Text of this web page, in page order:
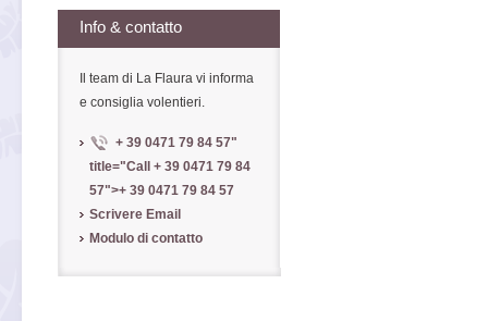
Info & contatto
Il team di La Flaura vi informa
e consiglia volentieri.
+ 39 0471 79 84 57"
title="Call + 39 0471 79 84
57">+ 39 0471 79 84 57
Scrivere Email
Modulo di contatto